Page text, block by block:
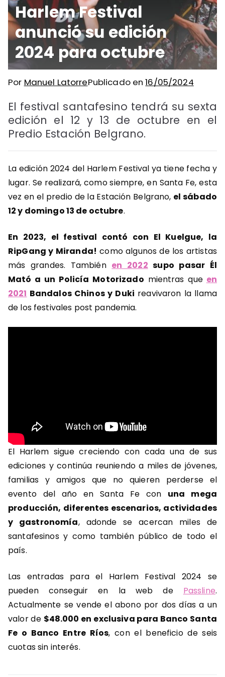
Harlem Festival
anunció su edición
2024 para octubre
Por Manuel LatorrePublicado en16/05/2024
El festival santafesino tendrá su sexta
edición el 12 y 13 de octubre en el
Predio Estación Belgrano.
La edición 2024 del Harlem Festival ya tiene fecha y
lugar. Se realizará, como siempre, en Santa Fe, esta
vez en el predio de la Estación Belgrano, el sábado
12 y domingo 13 de octubre.
En 2023, el festival contó con El Kuelgue, la
RipGang y Miranda! como algunos de los artistas
más grandes. También en 2022 supo pasar Él
Mató a un Policía Motorizado mientras que en
2021 Bandalos Chinos y Duki reavivaron la llama
de los festivales post pandemia.
El Harlem sigue creciendo con cada una de sus
ediciones y continúa reuniendo a miles de jóvenes,
familias y amigos que no quieren perderse el
evento del año en Santa Fe con una mega
producción, diferentes escenarios, actividades
y gastronomía, adonde se acercan miles de
santafesinos y como también público de todo el
país.
Las entradas para el Harlem Festival 2024 se
pueden conseguir en la web de Passline.
Actualmente se vende el abono por dos días a un
valor de $48.000 en exclusiva para Banco Santa
Fe o Banco Entre Ríos, con el beneficio de seis
cuotas sin interés.